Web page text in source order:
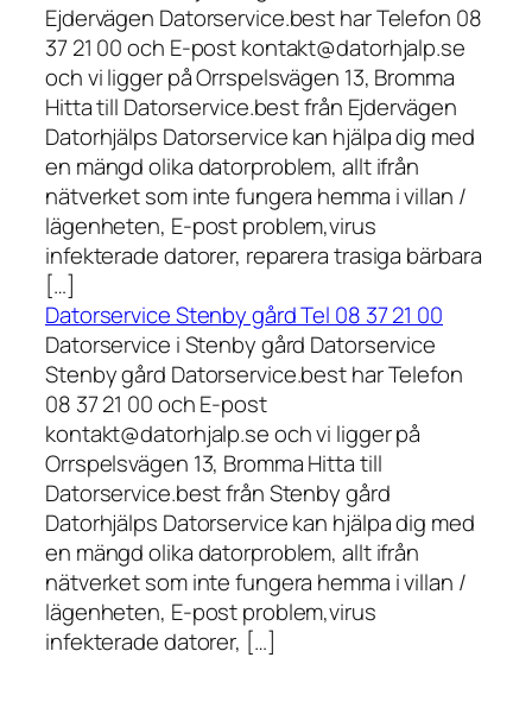
Ejdervägen Datorservice.best har Telefon 08
37 21 00 och E-post kontakt@datorhjalp.se
och vi ligger på Orrspelsvägen 13, Bromma
Hitta till Datorservice.best från Ejdervägen
Datorhjälps Datorservice kan hjälpa dig med
en mängd olika datorproblem, allt ifrån
nätverket som inte fungera hemma i villan /
lägenheten, E-post problem,virus
infekterade datorer, reparera trasiga bärbara
[…]
Datorservice Stenby gård Tel 08 37 21 00
Datorservice i Stenby gård Datorservice
Stenby gård Datorservice.best har Telefon
08 37 21 00 och E-post
kontakt@datorhjalp.se och vi ligger på
Orrspelsvägen 13, Bromma Hitta till
Datorservice.best från Stenby gård
Datorhjälps Datorservice kan hjälpa dig med
en mängd olika datorproblem, allt ifrån
nätverket som inte fungera hemma i villan /
lägenheten, E-post problem,virus
infekterade datorer, […]